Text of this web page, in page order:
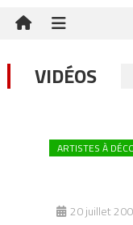
VIDÉOS
ARTISTES À
20 juillet